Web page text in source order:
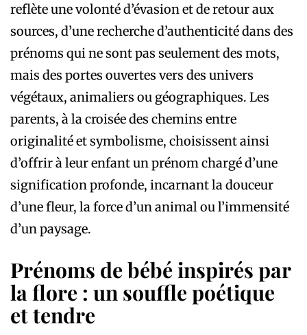
reflète une volonté d’évasion et de retour aux
sources, d’une recherche d’authenticité dans des
prénoms qui ne sont pas seulement des mots,
mais des portes ouvertes vers des univers
végétaux, animaliers ou géographiques. Les
parents, à la croisée des chemins entre
originalité et symbolisme, choisissent ainsi
d’offrir à leur enfant un prénom chargé d’une
signification profonde, incarnant la douceur
d’une fleur, la force d’un animal ou l’immensité
d’un paysage.
Prénoms de bébé inspirés par
la flore : un souffle poétique
et tendre